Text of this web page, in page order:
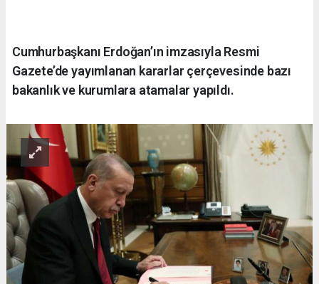
Cumhurbaşkanı Erdoğan’ın imzasıyla Resmi
Gazete’de yayımlanan kararlar çerçevesinde bazı
bakanlık ve kurumlara atamalar yapıldı.